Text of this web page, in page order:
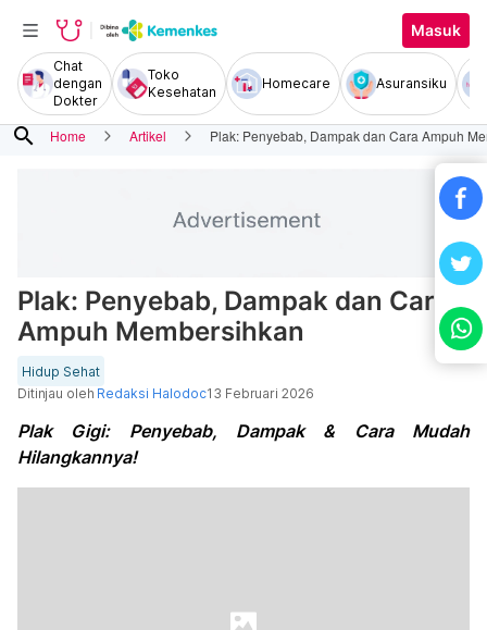
Masuk
Chat
dengan
Dokter
Toko
Kesehatan
Homecare Asuransiku
search Home Artikel Plak: Penyebab, Dampak dan Cara Ampuh
Plak: Penyebab, Dampak dan Cara
Ampuh Membersihkan
Hidup Sehat
Ditinjau oleh Redaksi Halodoc13 Februari 2026
Plak Gigi: Penyebab, Dampak & Cara Mudah
Hilangkannya!